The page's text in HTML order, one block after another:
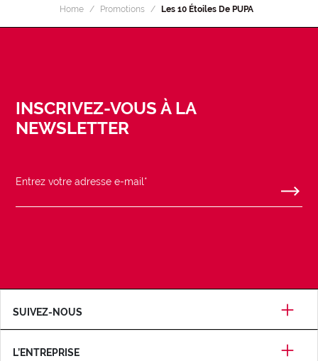
Home Promotions Les 10 Étoiles De PUPA
INSCRIVEZ-VOUS À LA
NEWSLETTER
SUIVEZ-NOUS
L’ENTREPRISE